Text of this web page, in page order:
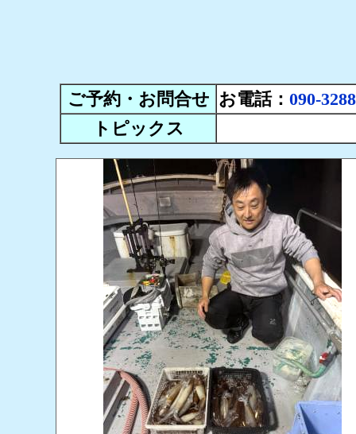
ご予約・お問合せ お電話： 090-
トピックス